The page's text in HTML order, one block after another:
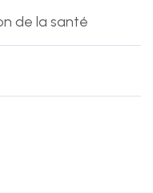
de la santé